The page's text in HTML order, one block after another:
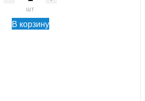
шт
В корзину